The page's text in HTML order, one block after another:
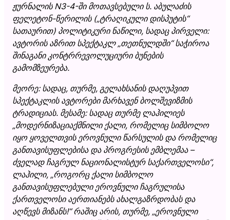
ჟურნალის N3-4-ში მოთავსებული ს. აბულაძის
ფელეტონ-წერილის („ტრაღიკული დისპუტის“
სათაურით) პოლიტიკური ნაწილი, სადაც პირველი:
ავტორის აზრით სპექტაკლ „თეთნულდში“ საჭიროა
შინაგანი კონტრრევოლუციური ბუნების
გამომზეურება.
მეორე: სადაც, თურმე, გელახსანის დაღუპვით
სპექტაკლის ავტორები მარხავენ ბოლშევიზმის
ტრადიციას. მესამე: სადაც თურმე ლაჰილიეს
„მოდერნიზაციაქმნილი ქალი, რომელიც სიმბოლო
იყო ყოველთვის ეროვნული წარსულის და რომელიც
განთავისუფლებისა და პროგრესის ემბლემაა –
ძველად ჩაგრულ ნაციონალისტურ საქართველოსი“,
ლაჰილი, „როგორც ქალი სიმბოლო
განთავისუფლებული ეროვნული ჩაგრულისა
ქართველოსი აერთიანებს ახალგაზრდობას და
აღწევს მიზანს!“ რაშიც არის, თურმე, „ეროვნული